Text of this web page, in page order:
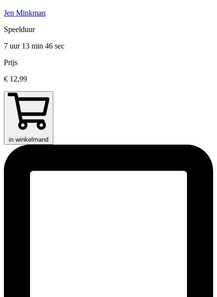
Jen Minkman
Speelduur
7 uur 13 min 46 sec
Prijs
€ 12,99
in winkelmand